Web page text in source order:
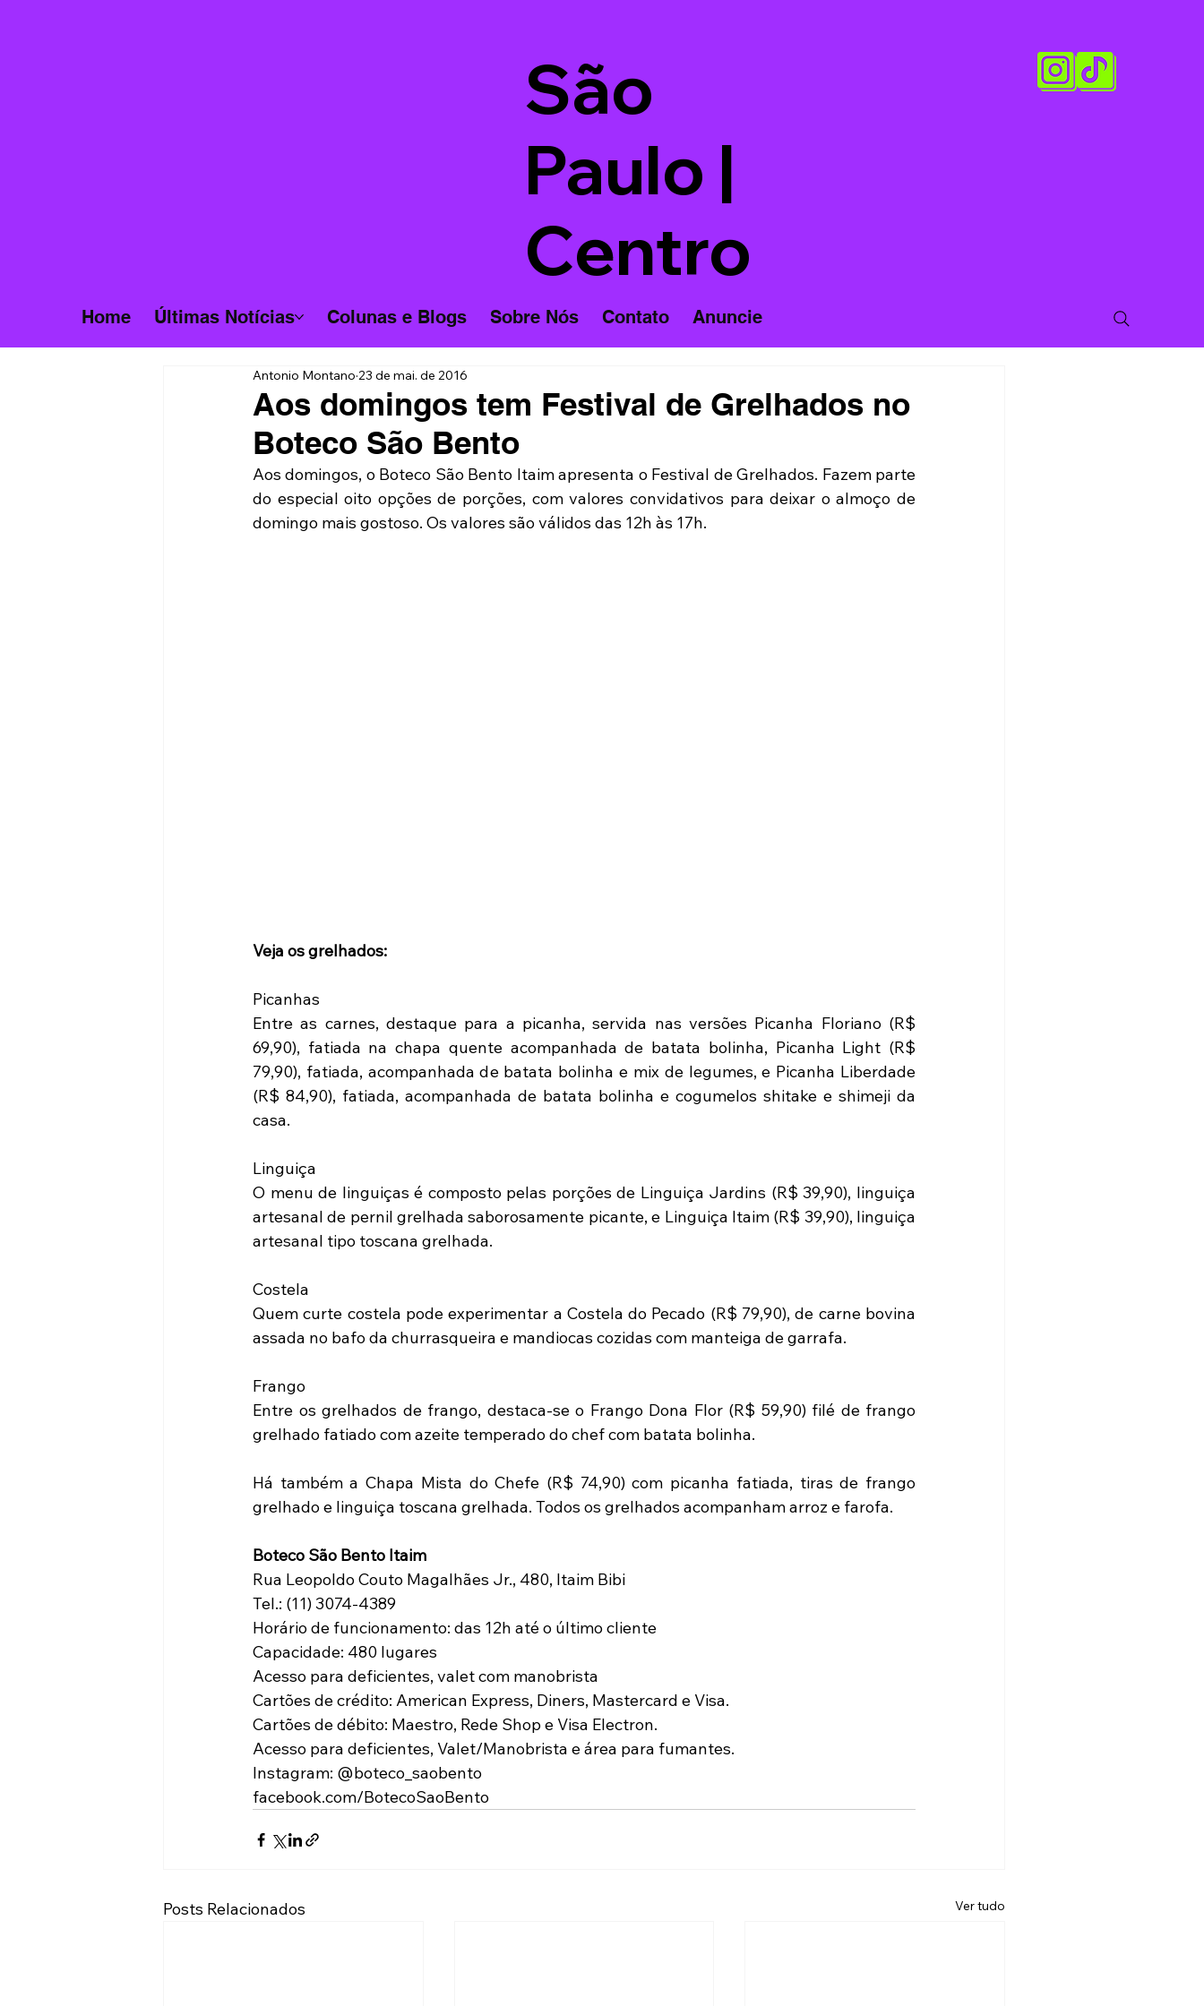
São
Paulo |
Centro
Home Últimas Notícias Colunas e Blogs Sobre Nós Contato Anuncie
Aos domingos tem Festival de Grelhados no
Boteco São Bento
Antonio Montano 23 de mai. de 2016
Aos domingos, o Boteco São Bento Itaim apresenta o Festival de Grelhados. Fazem parte
do especial oito opções de porções, com valores convidativos para deixar o almoço de
domingo mais gostoso. Os valores são válidos das 12h às 17h.
Veja os grelhados:
Picanhas
Entre as carnes, destaque para a picanha, servida nas versões Picanha Floriano (R$
69,90), fatiada na chapa quente acompanhada de batata bolinha, Picanha Light (R$
79,90), fatiada, acompanhada de batata bolinha e mix de legumes, e Picanha Liberdade
(R$ 84,90), fatiada, acompanhada de batata bolinha e cogumelos shitake e shimeji da
casa.
Linguiça
O menu de linguiças é composto pelas porções de Linguiça Jardins (R$ 39,90), linguiça
artesanal de pernil grelhada saborosamente picante, e Linguiça Itaim (R$ 39,90), linguiça
artesanal tipo toscana grelhada.
Costela
Quem curte costela pode experimentar a Costela do Pecado (R$ 79,90), de carne bovina
assada no bafo da churrasqueira e mandiocas cozidas com manteiga de garrafa.
Frango
Entre os grelhados de frango, destaca-se o Frango Dona Flor (R$ 59,90) filé de frango
grelhado fatiado com azeite temperado do chef com batata bolinha.
Há também a Chapa Mista do Chefe (R$ 74,90) com picanha fatiada, tiras de frango
grelhado e linguiça toscana grelhada. Todos os grelhados acompanham arroz e farofa.
Boteco São Bento Itaim
Rua Leopoldo Couto Magalhães Jr., 480, Itaim Bibi
Tel.: (11) 3074-4389
Horário de funcionamento: das 12h até o último cliente
Capacidade: 480 lugares
Acesso para deficientes, valet com manobrista
Cartões de crédito: American Express, Diners, Mastercard e Visa.
Cartões de débito: Maestro, Rede Shop e Visa Electron.
Acesso para deficientes, Valet/Manobrista e área para fumantes.
Instagram: @boteco_saobento
facebook.com/BotecoSaoBento
Posts Relacionados Ver tudo